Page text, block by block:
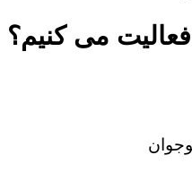
می کنیم؟